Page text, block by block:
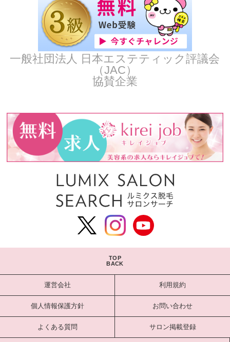
一般社団法人 日本エステティック評議会
（JAC）
協賛企業
TOP
BACK
運営会社 利用規約
個人情報保護方針 お問い合わせ
よくある質問 サロン掲載登録